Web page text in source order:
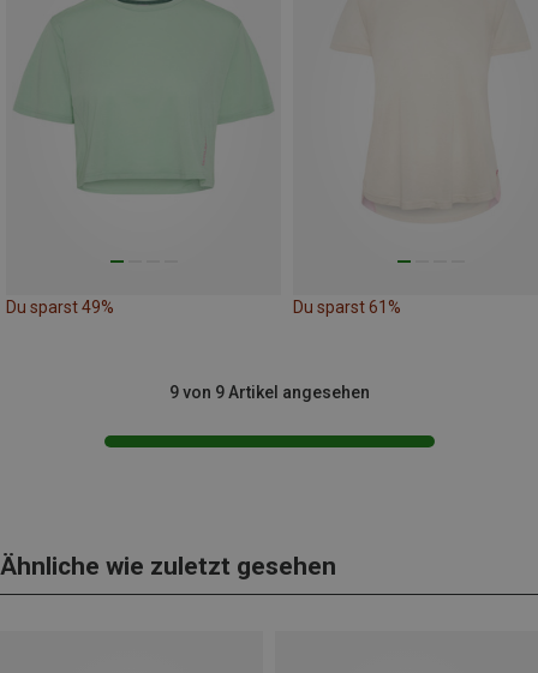
Du sparst 49% Du sparst 61%
9 von 9 Artikel angesehen
Ähnliche wie zuletzt gesehen